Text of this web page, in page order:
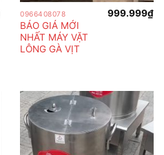
0966408078
BÁO GIÁ MỚI
NHẤT MÁY VẶT
LÔNG GÀ VỊT
999.999₫